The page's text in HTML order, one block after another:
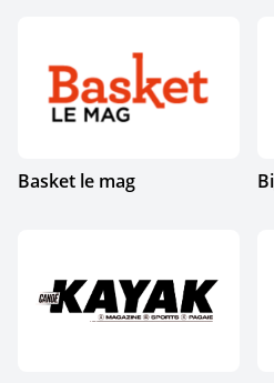
Basket le mag